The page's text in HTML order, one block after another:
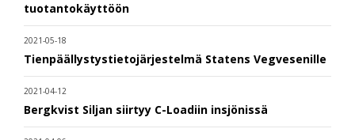
tuotantokäyttöön
2021-05-18
Tienpäällystystietojärjestelmä Statens Vegvesenille
2021-04-12
Bergkvist Siljan siirtyy C-Loadiin insjönissä